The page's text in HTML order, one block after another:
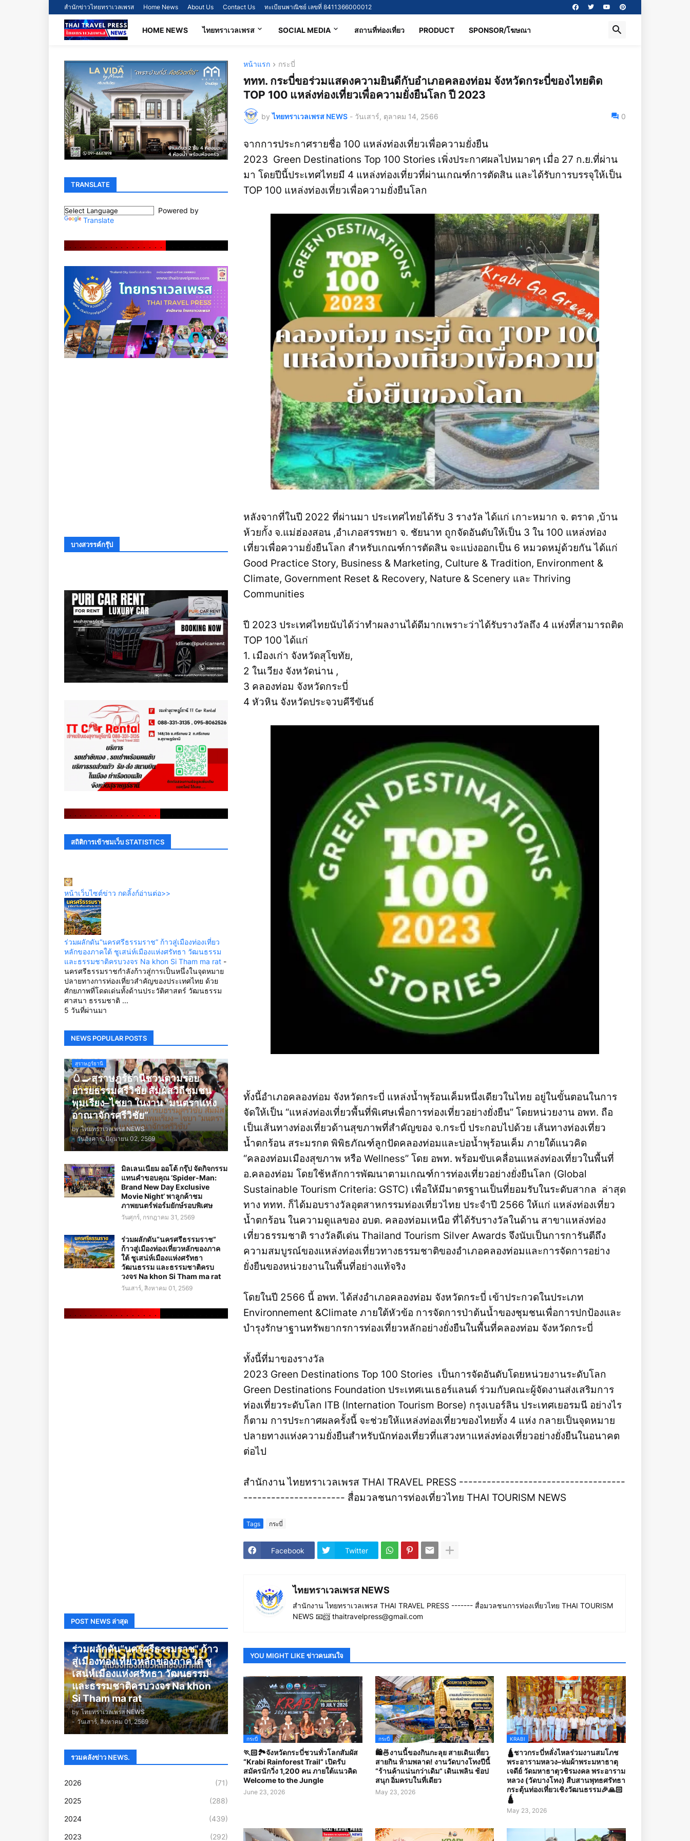
สำนักข่าวไทยทราเวลเพรส Home News About Us Contact Us ทะเบียนพาณิชย์ เลขที่ 8411366000012
HOME NEWS ไทยทราเวลเพรส SOCIAL MEDIA สถานที่ท่องเที่ยว PRODUCT SPONSOR/โฆษณา
หน้าแรก กระบี่
ททท. กระบี่ขอร่วมแสดงความยินดีกับอำเภอคลองท่อม จังหวัดกระบี่ของไทยติด
TOP 100 แหล่งท่องเที่ยวเพื่อความยั่งยืนโลก ปี 2023
by ไทยทราเวลเพรส NEWS - วันเสาร์, ตุลาคม 14, 2566 0
จากการประกาศรายชื่อ 100 แหล่งท่องเที่ยวเพื่อความยั่งยืน
2023 Green Destinations Top 100 Stories เพิ่งประกาศผลไปหมาดๆ เมื่อ 27 ก.ย.ที่ผ่าน
มา โดยปีนี้ประเทศไทยมี 4 แหล่งท่องเที่ยวที่ผ่านเกณฑ์การตัดสิน และได้รับการบรรจุให้เป็น
TOP 100 แหล่งท่องเที่ยวเพื่อความยั่งยืนโลก
หลังจากที่ในปี 2022 ที่ผ่านมา ประเทศไทยได้รับ 3 รางวัล ได้แก่ เกาะหมาก จ. ตราด ,บ้าน
ห้วยกั้ง จ.แม่ฮ่องสอน ,อำเภอสรรพยา จ. ชัยนาท ถูกจัดอันดับให้เป็น 3 ใน 100 แหล่งท่อง
เที่ยวเพื่อความยั่งยืนโลก สำหรับเกณฑ์การตัดสิน จะแบ่งออกเป็น 6 หมวดหมู่ด้วยกัน ได้แก่
Good Practice Story, Business & Marketing, Culture & Tradition, Environment &
Climate, Government Reset & Recovery, Nature & Scenery และ Thriving
Communities
ปี 2023 ประเทศไทยนับได้ว่าทำผลงานได้ดีมากเพราะว่าได้รับรางวัลถึง 4 แห่งที่สามารถติด
TOP 100 ได้แก่
1. เมืองเก่า จังหวัดสุโขทัย,
2 ในเวียง จังหวัดน่าน ,
3 คลองท่อม จังหวัดกระบี่
4 หัวหิน จังหวัดประจวบคีรีขันธ์
ทั้งนี้อำเภอคลองท่อม จังหวัดกระบี่ แหล่งน้ำพุร้อนเค็มหนึ่งเดียวในไทย อยู่ในขั้นตอนในการ
จัดให้เป็น “แหล่งท่องเที่ยวพื้นที่พิเศษเพื่อการท่องเที่ยวอย่างยั่งยืน” โดยหน่วยงาน อพท. ถือ
เป็นเส้นทางท่องเที่ยวด้านสุขภาพที่สำคัญของ จ.กระบี่ ประกอบไปด้วย เส้นทางท่องเที่ยว
น้ำตกร้อน สระมรกต พิพิธภัณฑ์ลูกปัดคลองท่อมและบ่อน้ำพุร้อนเค็ม ภายใต้แนวคิด
“คลองท่อมเมืองสุขภาพ หรือ Wellness” โดย อพท. พร้อมขับเคลื่อนแหล่งท่องเที่ยวในพื้นที่
อ.คลองท่อม โดยใช้หลักการพัฒนาตามเกณฑ์การท่องเที่ยวอย่างยั่งยืนโลก (Global
Sustainable Tourism Criteria: GSTC) เพื่อให้มีมาตรฐานเป็นที่ยอมรับในระดับสากล ล่าสุด
ทาง ททท. ก็ได้มอบรางวัลอุตสาหกรรมท่องเที่ยวไทย ประจำปี 2566 ให้แก่ แหล่งท่องเที่ยว
น้ำตกร้อน ในความดูแลของ อบต. คลองท่อมเหนือ ที่ได้รับรางวัลในด้าน สาขาแหล่งท่อง
เที่ยวธรรมชาติ รางวัลดีเด่น Thailand Tourism Silver Awards จึงนับเป็นการการันตีถึง
ความสมบูรณ์ของแหล่งท่องเที่ยวทางธรรมชาติของอำเภอคลองท่อมและการจัดการอย่าง
ยั่งยืนของหน่วยงานในพื้นที่อย่างแท้จริง
โดยในปี 2566 นี้ อพท. ได้ส่งอำเภอคลองท่อม จังหวัดกระบี่ เข้าประกวดในประเภท
Environnement &Climate ภายใต้หัวข้อ การจัดการป่าต้นน้ำของชุมชนเพื่อการปกป้องและ
บำรุงรักษาฐานทรัพยากรการท่องเที่ยวหลักอย่างยั่งยืนในพื้นที่คลองท่อม จังหวัดกระบี่
ทั้งนี้ที่มาของรางวัล
2023 Green Destinations Top 100 Stories เป็นการจัดอันดับโดยหน่วยงานระดับโลก
Green Destinations Foundation ประเทศเนเธอร์แลนด์ ร่วมกับคณะผู้จัดงานส่งเสริมการ
ท่องเที่ยวระดับโลก ITB (Internation Tourism Borse) กรุงเบอร์ลิน ประเทศเยอรมนี อย่างไร
ก็ตาม การประกาศผลครั้งนี้ จะช่วยให้แหล่งท่องเที่ยวของไทยทั้ง 4 แห่ง กลายเป็นจุดหมาย
ปลายทางแห่งความยั่งยืนสำหรับนักท่องเที่ยวที่แสวงหาแหล่งท่องเที่ยวอย่างยั่งยืนในอนาคต
ต่อไป
สำนักงาน ไทยทราเวลเพรส THAI TRAVEL PRESS ------------------------------------
---------------------- สื่อมวลชนการท่องเที่ยวไทย THAI TOURISM NEWS
Tags กระบี่
Facebook Twitter
ไทยทราเวลเพรส NEWS
สำนักงาน ไทยทราเวลเพรส THAI TRAVEL PRESS ------- สื่อมวลชนการท่องเที่ยวไทย THAI TOURISM
NEWS 📧📨 thaitravelpress@gmail.com
YOU MIGHT LIKE ข่าวคนสนใจ
กระบี่
🏃🏻🏞️จังหวัดกระบี่ชวนทั่วโลกสัมผัส
“Krabi Rainforest Trail” เปิดรับ
สมัครนักวิ่ง 1,200 คน ภายใต้แนวคิด
Welcome to the Jungle
June 23, 2026
กระบี่
🛍️🍜งานนี้ของกินกะลุย สายเดินเที่ยว
สายกิน ห้ามพลาด! งานวัดบางโทงปีนี้
“ร้านค้าแน่นกว่าเดิม” เดินเพลิน ช้อป
สนุก อิ่มครบในที่เดียว
May 23, 2026
KRABI
🛕ชาวกระบี่หลั่งไหลร่วมงานสมโภช
พระอารามหลวง–ห่มผ้าพระมหาธาตุ
เจดีย์ วัดมหาธาตุวชิรมงคล พระอาราม
หลวง (วัดบางโทง) สืบสานพุทธศรัทธา
กระตุ้นท่องเที่ยวเชิงวัฒนธรรม🎉🙏🏻
🛕
May 23, 2026
TRANSLATE
Powered by
Translate
. . . . . . . . . . . . . . . . . . .
บางสวรรค์กรุ๊ป
. . . . . . . . . . . . . . . . . .
สถิติการเข้าชมเว็บ STATISTICS
หน้าเว็บไซต์ข่าว กดลิ้งก์อ่านต่อ>>
ร่วมผลักดัน“นครศรีธรรมราช” ก้าวสู่เมืองท่องเที่ยว
หลักของภาคใต้ ชูเสน่ห์เมืองแห่งศรัทธา วัฒนธรรม
และธรรมชาติครบวงจร Na khon Si Tham ma rat -
นครศรีธรรมราชกำลังก้าวสู่การเป็นหนึ่งในจุดหมาย
ปลายทางการท่องเที่ยวสำคัญของประเทศไทย ด้วย
ศักยภาพที่โดดเด่นทั้งด้านประวัติศาสตร์ วัฒนธรรม
ศาสนา ธรรมชาติ ...
5 วันที่ผ่านมา
NEWS POPULAR POSTS
สุราษฎร์ธานี
🥚🍳สุราษฎร์ธานีชวนตามรอย
อารยธรรมศรีวิชัย สัมผัสวิถีชุมชน
พุมเรียง–ไชยา ในงาน “มนตราแห่ง
อาณาจักรศรีวิชัย”
by ไทยทราเวลเพรส NEWS
- วันอังคาร, มิถุนายน 02, 2569
มิลเลนเนียม ออโต้ กรุ๊ป จัดกิจกรรม
แทนคำขอบคุณ ‘Spider-Man:
Brand New Day Exclusive
Movie Night’ พาลูกค้าชม
ภาพยนตร์ฟอร์มยักษ์รอบพิเศษ
วันศุกร์, กรกฎาคม 31, 2569
ร่วมผลักดัน“นครศรีธรรมราช”
ก้าวสู่เมืองท่องเที่ยวหลักของภาค
ใต้ ชูเสน่ห์เมืองแห่งศรัทธา
วัฒนธรรม และธรรมชาติครบ
วงจร Na khon Si Tham ma rat
วันเสาร์, สิงหาคม 01, 2569
. . . . . . . . . . . . . . . . . .
POST NEWS ล่าสุด
ร่วมผลักดัน“นครศรีธรรมราช” ก้าว
สู่เมืองท่องเที่ยวหลักของภาคใต้ ชู
เสน่ห์เมืองแห่งศรัทธา วัฒนธรรม
และธรรมชาติครบวงจร Na khon
Si Tham ma rat
by ไทยทราเวลเพรส NEWS
- วันเสาร์, สิงหาคม 01, 2569
รวมคลังข่าว NEWS.
2026 (71)
2025 (288)
2024 (439)
2023 (292)